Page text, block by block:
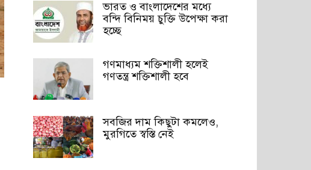
ভারত ও বাংলাদেশের মধ্যে
বন্দি বিনিময় চুক্তি উপেক্ষা করা
হচ্ছে
গণমাধ্যম শক্তিশালী হলেই
গণতন্ত্র শক্তিশালী হবে
সবজির দাম কিছুটা কমলেও,
মুরগিতে স্বস্তি নেই